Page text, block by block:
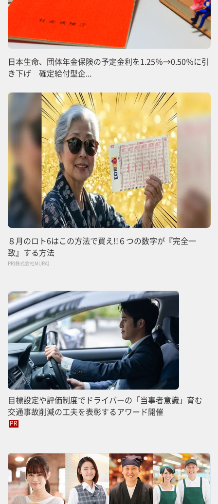
日本生命、団体年金保険の予定金利を1.25％→0.50％に引
き下げ 確定給付型企...
８月のロト6はこの方法で買え!!６つの数字が『完全一
致』する方法
PR(株式会社MURA)
目標設定や評価制度でドライバーの「当事者意識」育む
交通事故削減の工夫を表彰するアワード開催
PR